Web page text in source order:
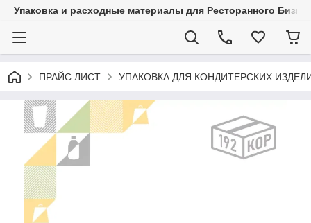
Упаковка и расходные материалы для Ресторанного
ПРАЙС ЛИСТ УПАКОВКА ДЛЯ КОНДИТЕРСКИХ